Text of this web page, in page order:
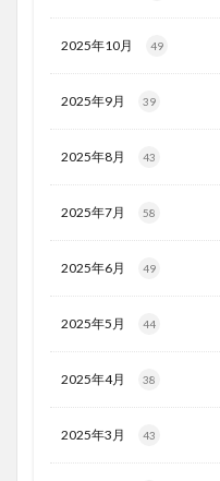
2025年10月 49
2025年9月 39
2025年8月 43
2025年7月 58
2025年6月 49
2025年5月 44
2025年4月 38
2025年3月 43